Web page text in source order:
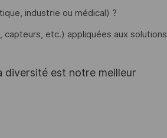
industrie ou médical) ?
etc.) appliquées aux solutions
diversité est notre meilleur